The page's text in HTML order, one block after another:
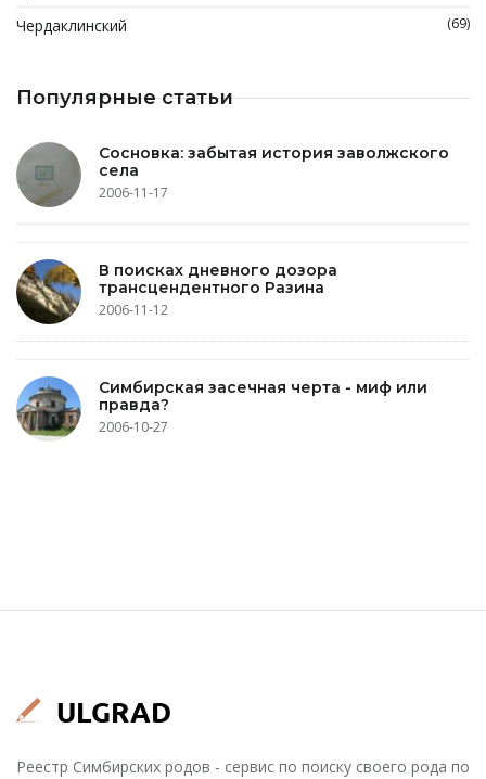
Чердаклинский (69)
Популярные статьи
Сосновка: забытая история заволжского
села
2006-11-17
В поисках дневного дозора
трансцендентного Разина
2006-11-12
Симбирская засечная черта - миф или
правда?
2006-10-27
Реестр Симбирских родов - сервис по поиску своего рода по